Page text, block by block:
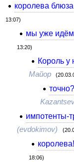
королева блюза
13:07)
мы уже
13:20)
Король у
Майор
импотенты-
(evdokimov)
королева!
18:06)